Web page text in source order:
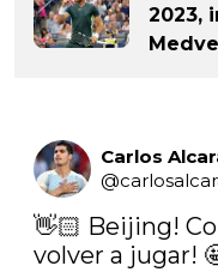
2023,
Carlos
@
👋🏻 Beijing!
volver a jugar!